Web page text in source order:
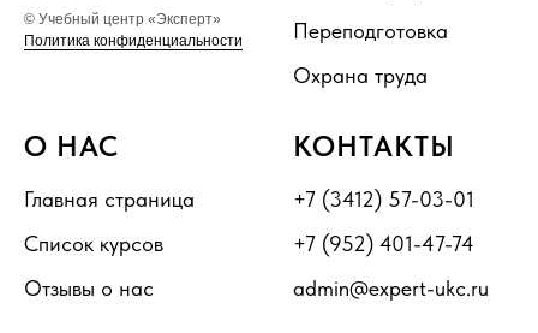
© Учебный центр «Эксперт»
Политика конфиденциальности
Переподготовка
Охрана труда
О НАС
Главная страница
Список курсов
Отзывы о нас
КОНТАКТЫ
+7 (3412) 57-03-01
+7 (952) 401-47-74
admin@expert-ukc.ru